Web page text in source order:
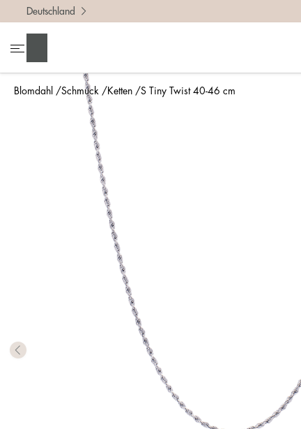
Blomdahl Schmuck Ketten S Tiny Twist 40-46 cm
Deutschland